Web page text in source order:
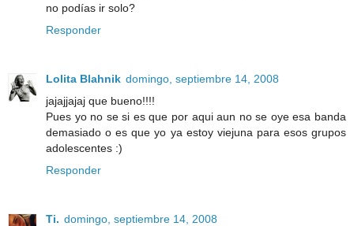
no podías ir solo?
Responder
Lolita Blahnik domingo, septiembre 14, 2008
jajajjajaj que bueno!!!!
Pues yo no se si es que por aqui aun no se oye esa banda
demasiado o es que yo ya estoy viejuna para esos grupos
adolescentes :)
Responder
Ti. domingo, septiembre 14, 2008